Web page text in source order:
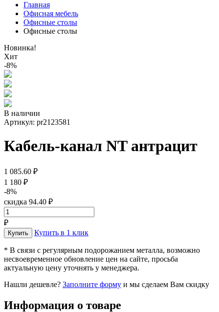
Главная
Офисная мебель
Офисные столы
Офисные столы
Новинка!
Хит
-8%
В наличии
Артикул: pr2123581
Кабель-канал NT антрацит
1 085.60 ₽
1 180 ₽
-8%
скидка 94.40 ₽
₽
Купить в 1 клик
* В связи с регулярным подорожанием металла, возможно
несвоевременное обновление цен на сайте, просьба
актуальную цену уточнять у менеджера.
Нашли дешевле? Заполните форму и мы сделаем Вам скидку
Информация о товаре